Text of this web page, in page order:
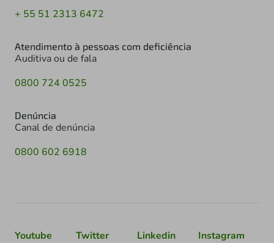
+ 55 51 2313 6472
Atendimento à pessoas com deficiência
Auditiva ou de fala
0800 724 0525
Denúncia
Canal de denúncia
0800 602 6918
Youtube Twitter Linkedin Instagram